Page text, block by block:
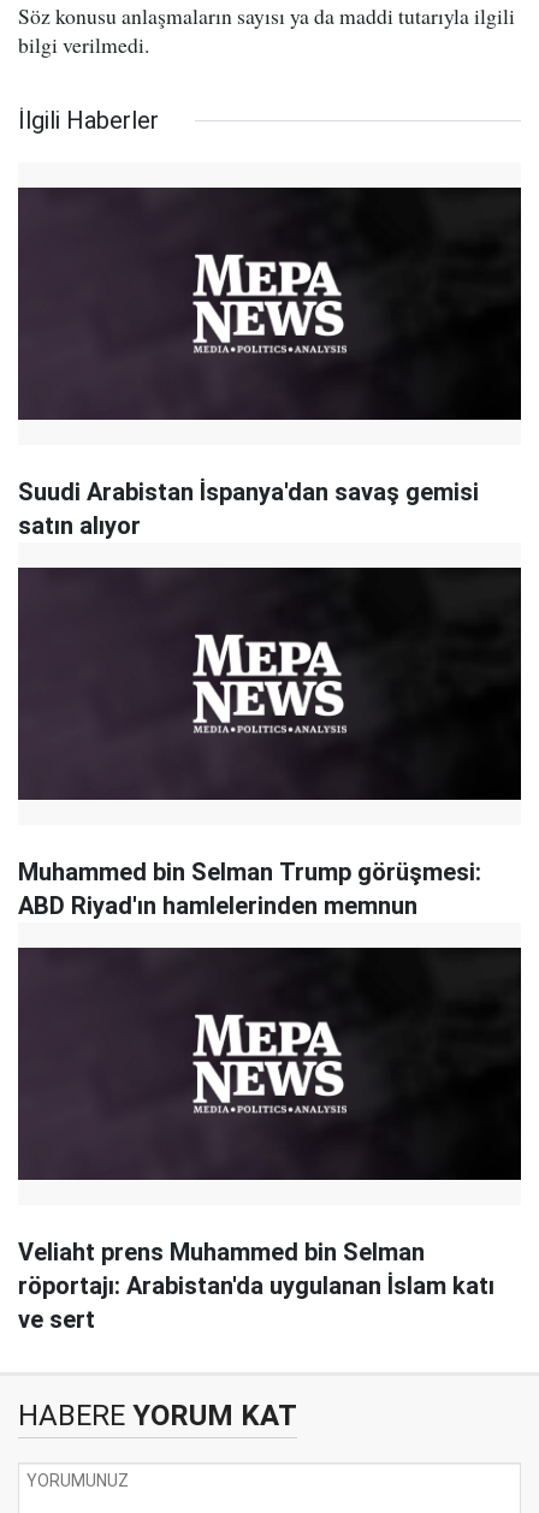
Söz konusu anlaşmaların sayısı ya da maddi tutarıyla ilgili
bilgi verilmedi.
İlgili Haberler
Suudi Arabistan İspanya'dan savaş gemisi
satın alıyor
Muhammed bin Selman Trump görüşmesi:
ABD Riyad'ın hamlelerinden memnun
Veliaht prens Muhammed bin Selman
röportajı: Arabistan'da uygulanan İslam katı
ve sert
HABERE YORUM KAT